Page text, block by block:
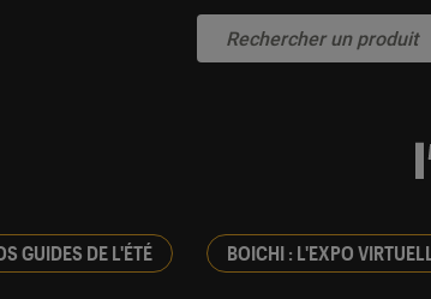
GUIDES DE L'ÉTÉ BOICHI : L'EXPO